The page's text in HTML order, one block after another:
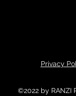
Privacy
©2022 by RANZI